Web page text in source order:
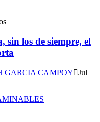
los de siempre, el
GARCIA CAMPOY
Jul